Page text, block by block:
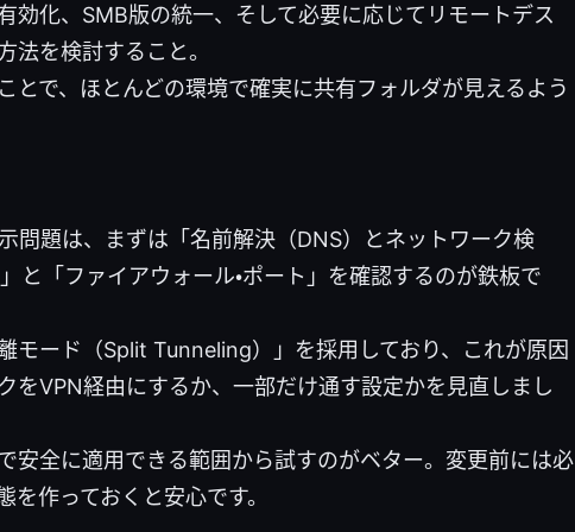
効化、SMB版の統一、そして必要に応じてリモートデス
法を検討すること。
とで、ほとんどの環境で確実に共有フォルダが見えるよう
問題は、まずは「名前解決（DNS）とネットワーク検
と「ファイアウォール・ポート」を確認するのが鉄板で
モード（Split Tunneling）」を採用しており、これが原因
をVPN経由にするか、一部だけ通す設定かを見直しまし
安全に適用できる範囲から試すのがベター。変更前には必
作っておくと安心です。